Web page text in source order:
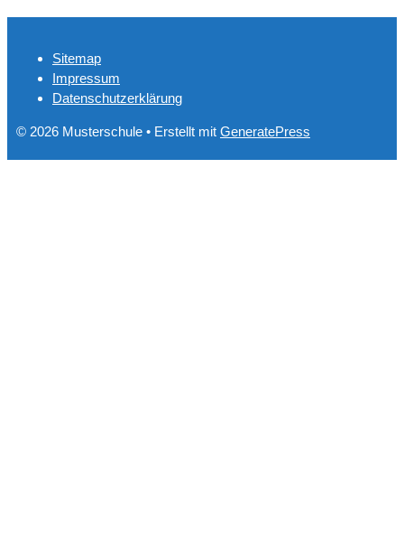
Sitemap
Impressum
Datenschutzerklärung
© 2026 Musterschule • Erstellt mit GeneratePress